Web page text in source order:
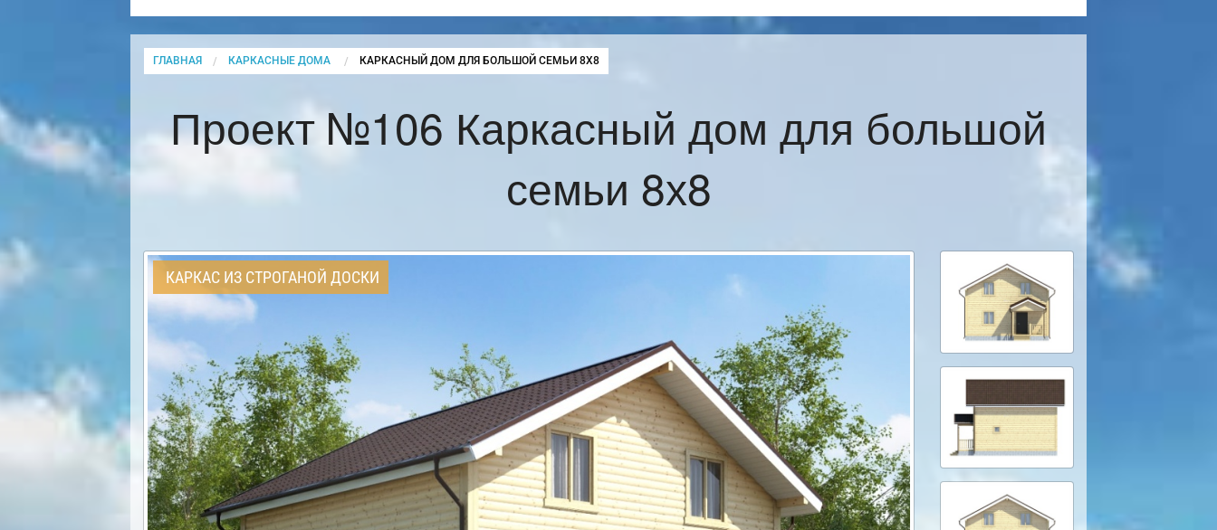
ГЛАВНАЯ КАРКАСНЫЕ ДОМА CURRENT:
КАРКАСНЫЙ ДОМ ДЛЯ БОЛЬШОЙ СЕМЬИ 8Х8
Проект №106 Каркасный дом для большой
семьи 8х8
КАРКАС ИЗ СТРОГАНОЙ ДОСКИ